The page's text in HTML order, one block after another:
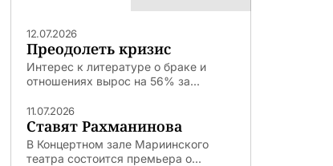
12.07.2026
Преодолеть кризис
Интерес к литературе о браке и
отношениях вырос на 56% за...
11.07.2026
Ставят Рахманинова
В Концертном зале Мариинского
театра состоится премьера о...